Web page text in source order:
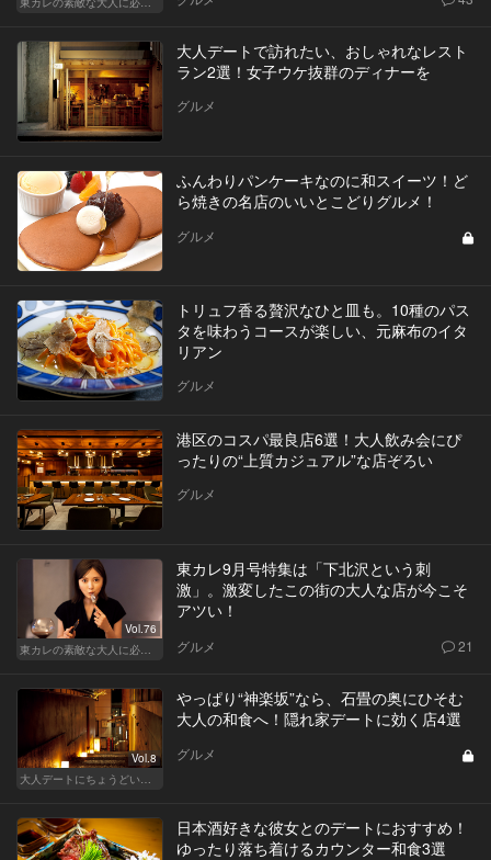
大人デートで訪れたい、おしゃれなレスト
ラン2選！女子ウケ抜群のディナーを
グルメ
ふんわりパンケーキなのに和スイーツ！ど
ら焼きの名店のいいとこどりグルメ！
グルメ
トリュフ香る贅沢なひと皿も。10種のパス
タを味わうコースが楽しい、元麻布のイタ
リアン
グルメ
港区のコスパ最良店6選！大人飲み会にぴ
ったりの“上質カジュアル”な店ぞろい
グルメ
Vol.76
東カレ9月号特集は「下北沢という刺
激」。激変したこの街の大人な店が今こそ
アツい！
グルメ 21
Vol.8
やっぱり“神楽坂”なら、石畳の奥にひそむ
大人の和食へ！隠れ家デートに効く店4選
グルメ
日本酒好きな彼女とのデートにおすすめ！
ゆったり落ち着けるカウンター和食3選